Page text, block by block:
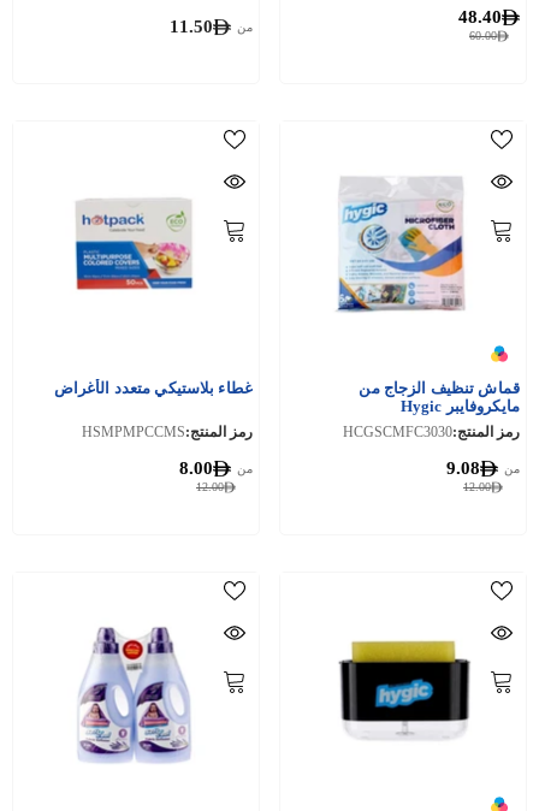
60.00
48.40 من 11.50
قماش تنظيف الزجاج من
مايكروفايبر Hygic
رمز المنتج:HCGSCMFC3030
12.00
من 9.08
غطاء بلاستيكي متعدد الأغراض
رمز المنتج:HSMPMPCCMS
12.00
من 8.00